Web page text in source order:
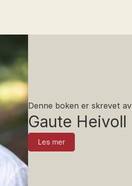
Denne boken er skrevet av
Gaute Heivoll
Les mer